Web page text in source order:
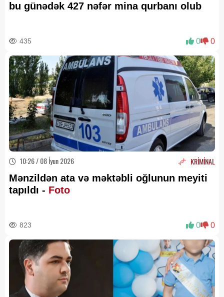
bu günədək 427 nəfər mina qurbanı olub
435 0 0
10:26 / 08 İyun 2026 KRİMİNAL
Mənzildən ata və məktəbli oğlunun meyiti
tapıldı - Foto
823 0 0